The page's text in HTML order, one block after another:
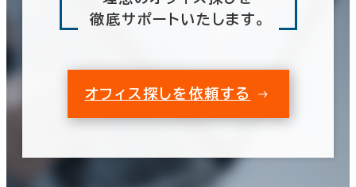
徹底サポートいたします。
オフィス探しを依頼する